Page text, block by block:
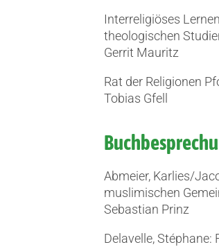
Interreligiöses
theologischen
Gerrit Mauritz
Rat der Religionen
Tobias Gfell
Abmeier, Karlies/
muslimischen
Sebastian Prinz
Delavelle,